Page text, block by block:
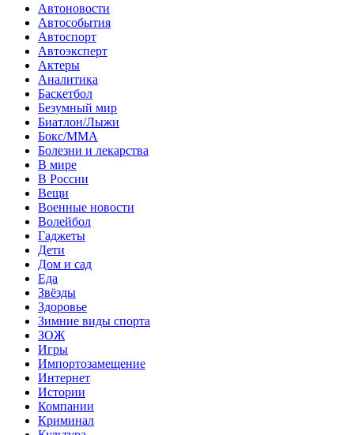
Автоновости
Автособытия
Автоспорт
Автоэксперт
Актеры
Аналитика
Баскетбол
Безумный мир
Биатлон/Лыжи
Бокс/MMA
Болезни и лекарства
В мире
В России
Вещи
Военные новости
Волейбол
Гаджеты
Дети
Дом и сад
Еда
Звёзды
Здоровье
Зимние виды спорта
ЗОЖ
Игры
Импортозамещение
Интернет
Истории
Компании
Криминал